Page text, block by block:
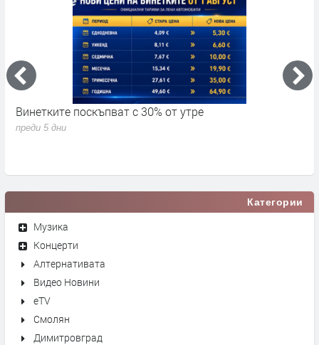
Винетките поскъпват с 30% от утре
преди 5 дни
Категории
Музика
Концерти
Алтернативата
Видео Новини
eTV
Смолян
Димитровград